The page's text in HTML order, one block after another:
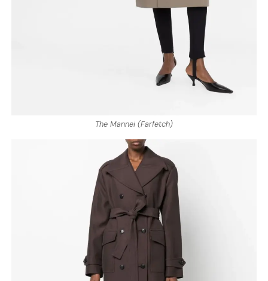
The Mannei (Farfetch)